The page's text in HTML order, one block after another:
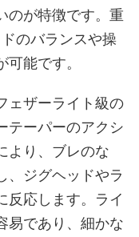
のが特徴です。重
のバランスや操
能です。
ェザーライト級の
テーパーのアクシ
より、ブレのな
、ジグヘッドやラ
反応します。ライ
易であり、細かな